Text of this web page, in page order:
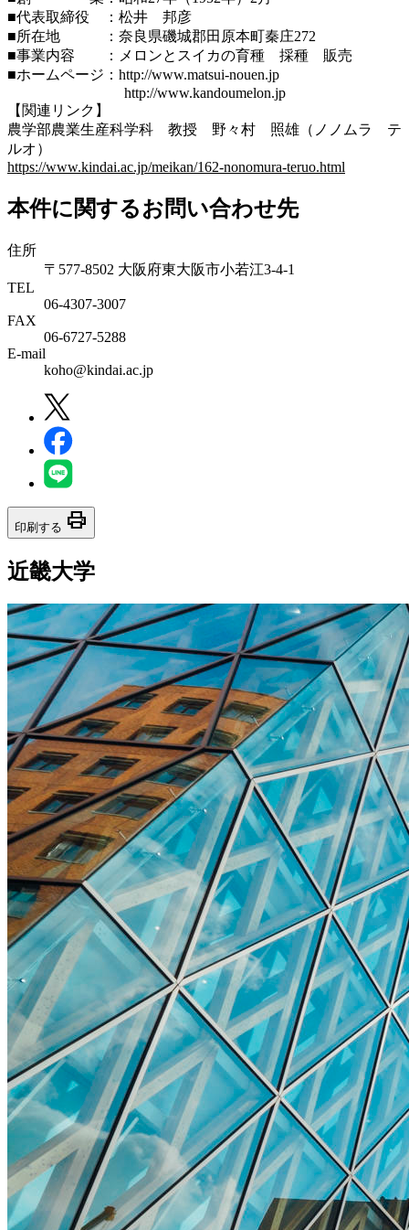
■代表取締役 ：松井 邦彦
■所在地 ：奈良県磯城郡田原本町秦庄272
■事業内容 ：メロンとスイカの育種 採種 販売
■ホームページ：http://www.matsui-nouen.jp
http://www.kandoumelon.jp
【関連リンク】
農学部農業生産科学科 教授 野々村 照雄（ノノムラ テ
ルオ）
https://www.kindai.ac.jp/meikan/162-nonomura-teruo.html
本件に関するお問い合わせ先
住所
〒577-8502 大阪府東大阪市小若江3-4-1
TEL
06‐4307‐3007
FAX
06‐6727‐5288
E-mail
koho@kindai.ac.jp
印刷する print
近畿大学